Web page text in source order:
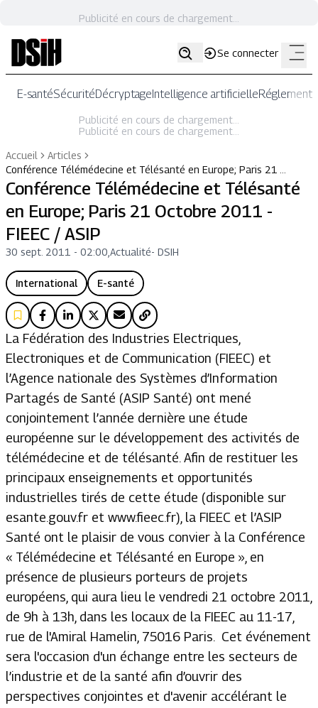
Publicité en cours de chargement...
Se connecter
E-santéSécuritéDécryptageIntelligence artificielle
Publicité en cours de chargement...
Publicité en cours de chargement...
Accueil
Articles
Conférence Télémédecine et Télésanté en Europe; Paris 21 …
Conférence Télémédecine et Télésanté
en Europe; Paris 21 Octobre 2011 -
FIEEC / ASIP
30 sept. 2011 - 02:00 Actualité- DSIH
International E-santé
La Fédération des Industries Electriques,
Electroniques et de Communication (FIEEC) et
l’Agence nationale des Systèmes d’Information
Partagés de Santé (ASIP Santé) ont mené
conjointement l’année dernière une étude
européenne sur le développement des activités de
télémédecine et de télésanté. Afin de restituer les
principaux enseignements et opportunités
industrielles tirés de cette étude (disponible sur
esante.gouv.fr et www.fieec.fr), la FIEEC et l’ASIP
Santé ont le plaisir de vous convier à la Conférence
« Télémédecine et Télésanté en Europe », en
présence de plusieurs porteurs de projets
européens, qui aura lieu le vendredi 21 octobre 2011,
de 9h à 13h, dans les locaux de la FIEEC au 11-17,
rue de l'Amiral Hamelin, 75016 Paris. Cet événement
sera l'occasion d'un échange entre les secteurs de
l’industrie et de la santé afin d’ouvrir des
perspectives conjointes et d'avenir accélérant le